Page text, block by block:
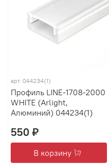
арт. 044234(1)
Профиль LINE-1708-2000
WHITE (Arlight,
Алюминий) 044234(1)
550 ₽
В корзину